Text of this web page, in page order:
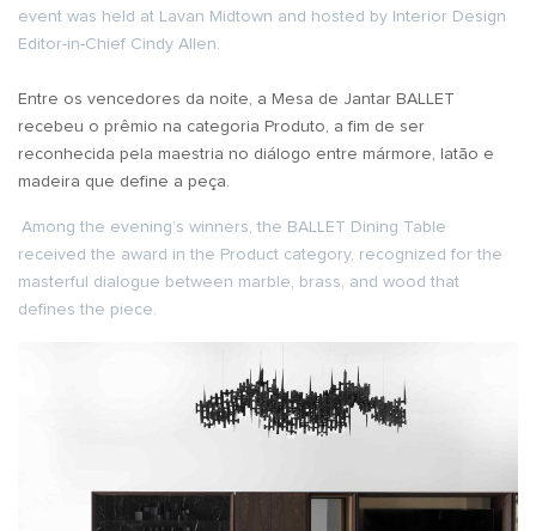
event was held at Lavan Midtown and hosted by Interior Design
Editor-in-Chief Cindy Allen.
Entre os vencedores da noite, a Mesa de Jantar BALLET
recebeu o prêmio na categoria Produto, a fim de ser
reconhecida pela maestria no diálogo entre mármore, latão e
madeira que define a peça.
Among the evening’s winners, the BALLET Dining Table
received the award in the Product category, recognized for the
masterful dialogue between marble, brass, and wood that
defines the piece.